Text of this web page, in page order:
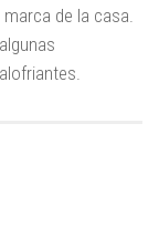
de la casa.